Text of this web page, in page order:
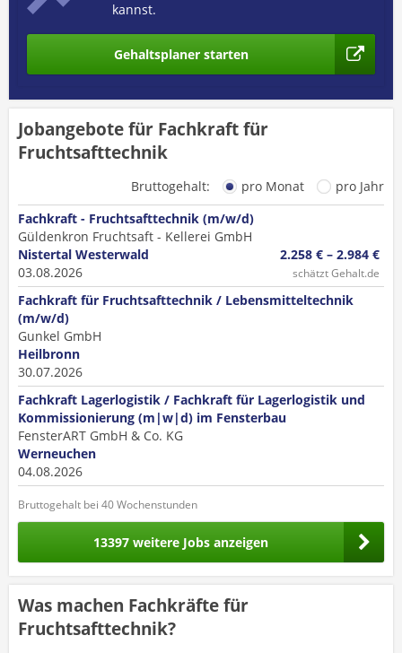
kannst.
Gehaltsplaner starten
Jobangebote für Fachkraft für
Fruchtsafttechnik
Bruttogehalt: pro Monat
pro Jahr
Fachkraft - Fruchtsafttechnik (m/w/d)
Güldenkron Fruchtsaft - Kellerei GmbH
Nistertal Westerwald
03.08.2026
2.258 € – 2.984 €
schätzt Gehalt.de
Fachkraft für Fruchtsafttechnik / Lebensmitteltechnik
(m/w/d)
Gunkel GmbH
Heilbronn
30.07.2026
Fachkraft Lagerlogistik / Fachkraft für Lagerlogistik und
Kommissionierung (m|w|d) im Fensterbau
FensterART GmbH & Co. KG
Werneuchen
04.08.2026
Bruttogehalt bei 40 Wochenstunden
13397 weitere Jobs anzeigen
Was machen Fachkräfte für
Fruchtsafttechnik?